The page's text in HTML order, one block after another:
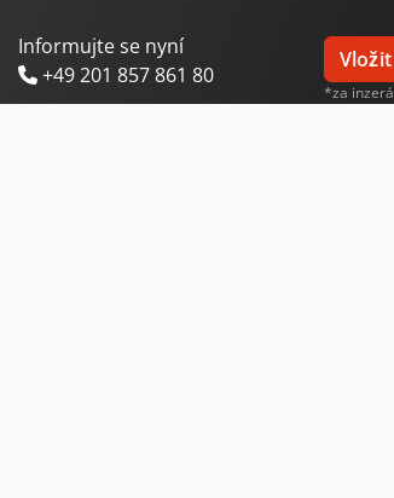
Informujte se nyní
+49 201 857 861 80
*za